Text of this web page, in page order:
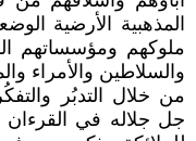
المذهبية الأرضية
ملوكهم ومؤسساتهم
والسلاطين والأمراء
من خلال التدبُر
جل جلاله في القرءان